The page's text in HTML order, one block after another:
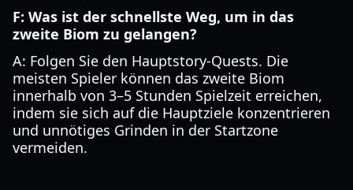
F: Was ist der schnellste Weg, um in das
zweite Biom zu gelangen?
A: Folgen Sie den Hauptstory-Quests. Die
meisten Spieler können das zweite Biom
innerhalb von 3–5 Stunden Spielzeit erreichen,
indem sie sich auf die Hauptziele konzentrieren
und unnötiges Grinden in der Startzone
vermeiden.